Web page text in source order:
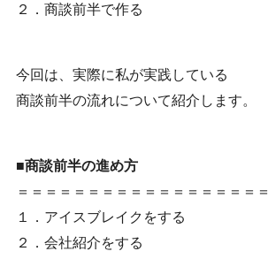
２．商談前半で作る
今回は、実際に私が実践している
商談前半の流れについて紹介します。
■商談前半の進め方
＝＝＝＝＝＝＝＝＝＝＝＝＝＝＝＝＝＝
１．アイスブレイクをする
２．会社紹介をする